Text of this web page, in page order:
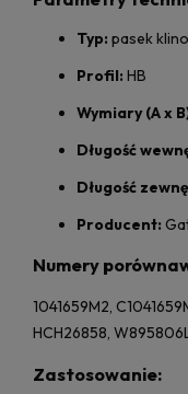
Typ: pasek
Profil: HB
Wymiary (A x
Długość
Długość
Producent:
Numery
1041659M2,
HCH26858,
Zastosowanie: